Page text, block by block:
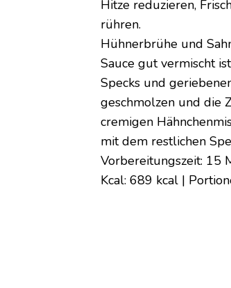
Hitze reduzieren,
rühren.
Hühnerbrühe und
Sauce gut vermischt
Specks und
geschmolzen und die
cremigen
mit dem restlichen
Vorbereitungszeit: 15
Kcal: 689 kcal |